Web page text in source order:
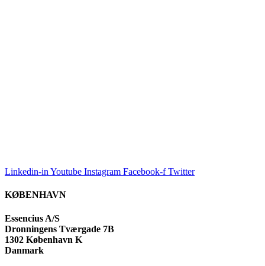
Linkedin-in Youtube Instagram Facebook-f Twitter
KØBENHAVN
Essencius A/S
Dronningens Tværgade 7B
1302 København K
Danmark